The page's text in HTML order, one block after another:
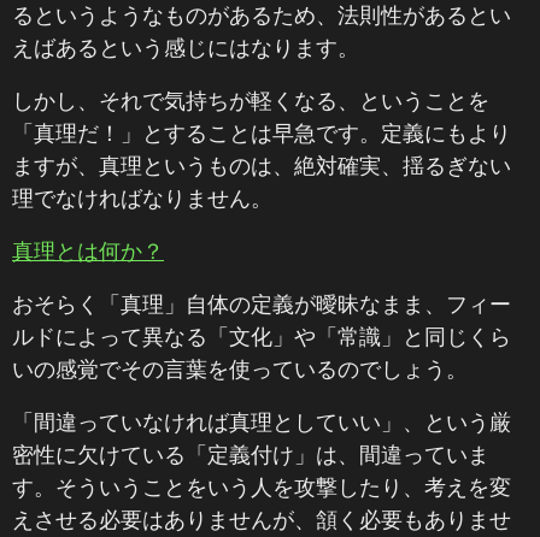
るというようなものがあるため、法則性があるとい
えばあるという感じにはなります。
しかし、それで気持ちが軽くなる、ということを
「真理だ！」とすることは早急です。定義にもより
ますが、真理というものは、絶対確実、揺るぎない
理でなければなりません。
真理とは何か？
おそらく「真理」自体の定義が曖昧なまま、フィー
ルドによって異なる「文化」や「常識」と同じくら
いの感覚でその言葉を使っているのでしょう。
「間違っていなければ真理としていい」、という厳
密性に欠けている「定義付け」は、間違っていま
す。そういうことをいう人を攻撃したり、考えを変
えさせる必要はありませんが、頷く必要もありませ